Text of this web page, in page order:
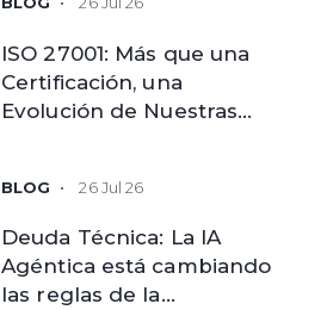
ISO 27001: Más que una
Certificación, una
Evolución de Nuestras
Deuda Técnica: La IA
Agéntica está cambiando
las reglas de la
26 Jul 26